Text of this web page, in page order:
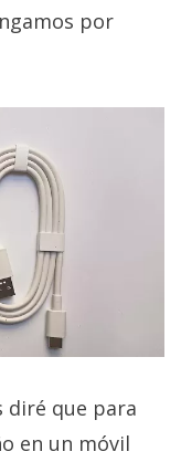
por
diré que para
en un móvil